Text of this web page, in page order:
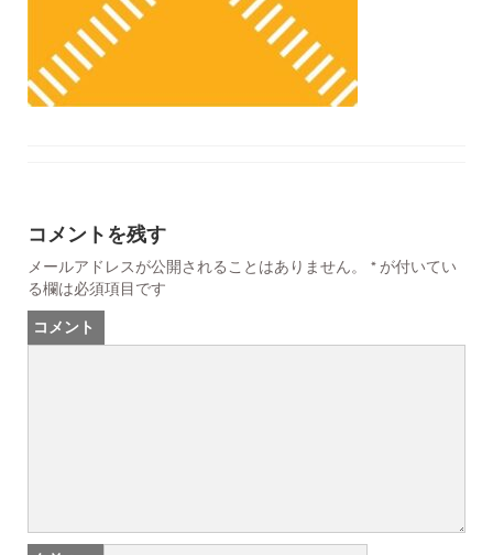
コメントを残す
メールアドレスが公開されることはありません。 *が付いてい
る欄は必須項目です
コメント